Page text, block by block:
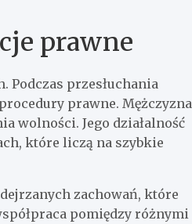
prawne
Podczas przesłuchania
prawne. Mężczyzna
wolności. Jego działalność
które liczą na szybkie
zachowań, które
pomiędzy różnymi